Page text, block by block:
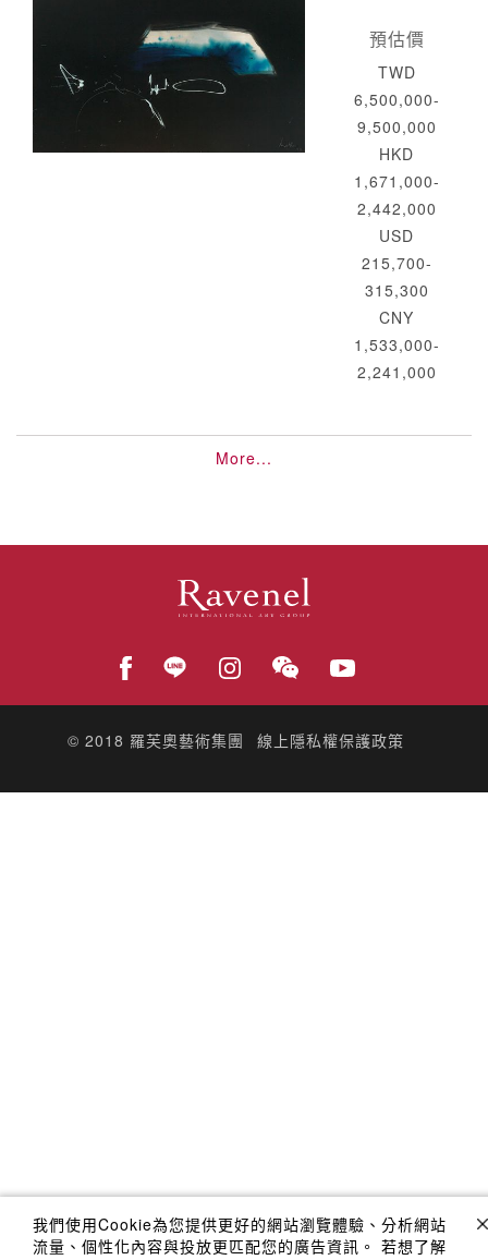
預估價
TWD
6,500,000-
9,500,000
HKD
1,671,000-
2,442,000
USD
215,700-
315,300
CNY
1,533,000-
2,241,000
More...
© 2018 羅芙奧藝術集團 線上隱私權保護政策
我們使用Cookie為您提供更好的網站瀏覽體驗、分析網站
流量、個性化內容與投放更匹配您的廣告資訊。 若想了解